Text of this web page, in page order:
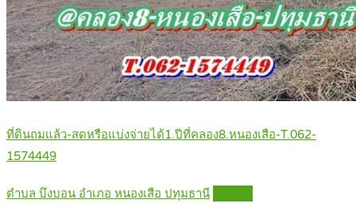
ที่ดินถมแล้ว-สดหรือแบ่งจ่ายได้1.ปีที่คลอง8.หนองเสือ-T.062-
1574449
ตำบล บึงบอน อำเภอ หนองเสือ ปทุมธานี